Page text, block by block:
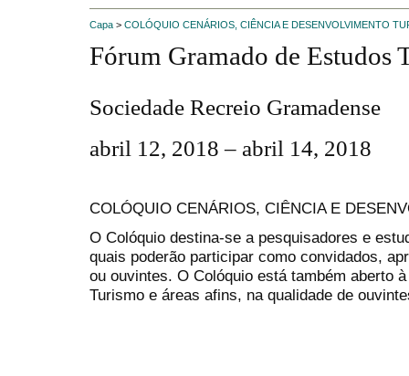
Capa > COLÓQUIO CENÁRIOS, CIÊNCIA E DESENVOLVIMENTO
Fórum Gramado de Estudos
Sociedade Recreio Gramadense
abril 12, 2018 – abril 14, 2018
COLÓQUIO CENÁRIOS, CIÊNCIA E
O Colóquio destina-se a pesquisadores e
quais poderão participar como convidados,
ou ouvintes. O Colóquio está também aberto
Turismo e áreas afins, na qualidade de